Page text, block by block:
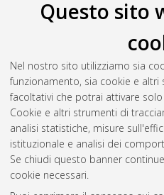
Questo sito
Nel nostro sito utilizziamo sia
funzionamento, sia cookie e
facoltativi che potrai attivare
Cookie e altri strumenti di
analisi statistiche, misure
istituzionale e analisi dei
Se chiudi questo banner
cookie necessari.
Download (1MB)
Altri
Gestione del
Atom